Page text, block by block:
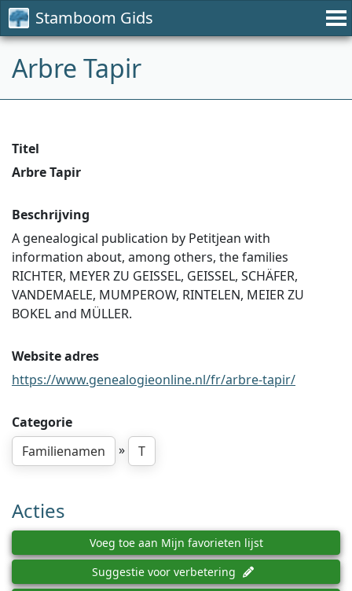
Stamboom Gids
Arbre Tapir
Titel
Arbre Tapir
Beschrijving
A genealogical publication by Petitjean with
information about, among others, the families
RICHTER, MEYER ZU GEISSEL, GEISSEL, SCHÄFER,
VANDEMAELE, MUMPEROW, RINTELEN, MEIER ZU
BOKEL and MÜLLER.
Website adres
https://www.genealogieonline.nl/fr/arbre-tapir/
Categorie
Familienamen
» T
Acties
Voeg toe aan Mijn favorieten lijst
Suggestie voor verbetering